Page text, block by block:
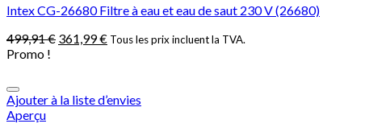
Intex CG-26680 Filtre à eau et eau de saut 230 V (26680)
499,91€ 361,99€ Tous les prix incluent la TVA.
Promo !
Ajouter à la liste d’envies
Aperçu